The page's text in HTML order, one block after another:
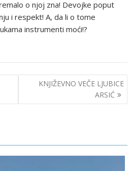
o njoj zna! Devojke poput
i respekt! A, da li o tome
instrumenti moći!?
KNJIŽEVNO VEČE LJUBICE
ARSIĆ